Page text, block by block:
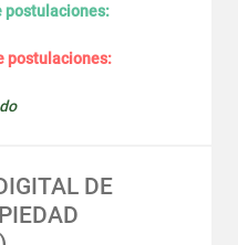
postulaciones:
postulaciones:
DE